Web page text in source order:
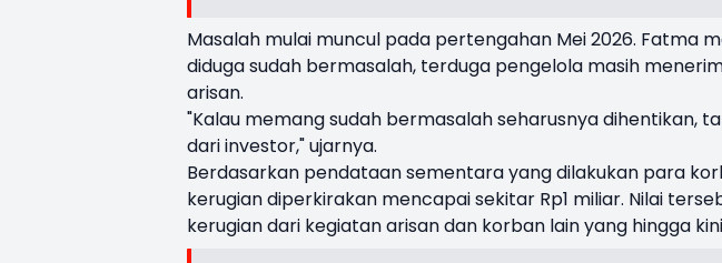
Masalah mulai muncul pada pertengahan Mei 2026. Fatma
diduga sudah bermasalah, terduga pengelola masih
arisan.
"Kalau memang sudah bermasalah seharusnya dihentikan,
dari investor," ujarnya.
Berdasarkan pendataan sementara yang dilakukan para
kerugian diperkirakan mencapai sekitar Rp1 miliar. Nilai
kerugian dari kegiatan arisan dan korban lain yang hingga